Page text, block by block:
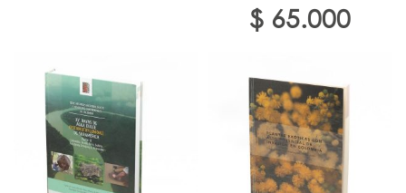
El
precio
$ 75.000.
$ 65.000precio